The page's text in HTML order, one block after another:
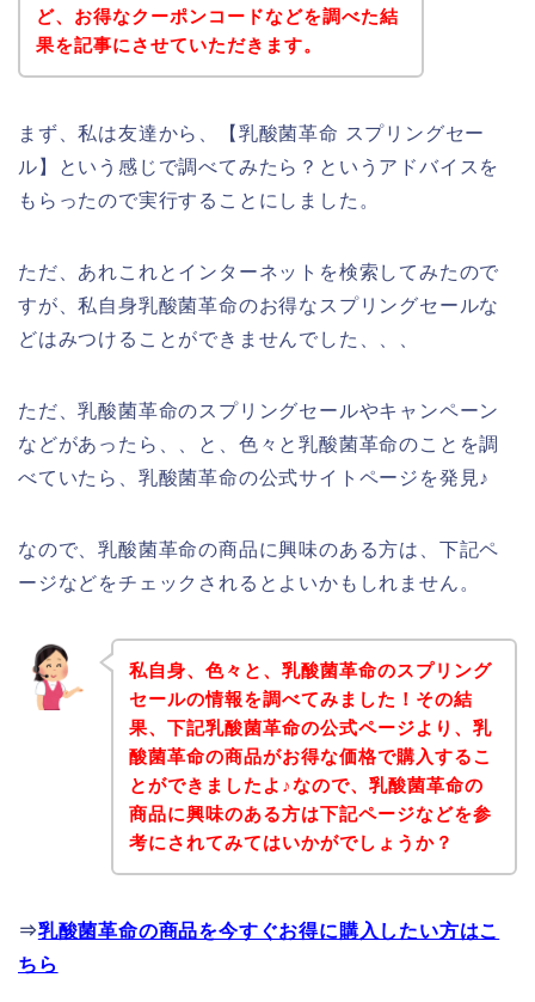
ど、お得なクーポンコードなどを調べた結
果を記事にさせていただきます。
まず、私は友達から、【乳酸菌革命 スプリングセー
ル】という感じで調べてみたら？というアドバイスを
もらったので実行することにしました。
ただ、あれこれとインターネットを検索してみたので
すが、私自身乳酸菌革命のお得なスプリングセールな
どはみつけることができませんでした、、、
ただ、乳酸菌革命のスプリングセールやキャンペーン
などがあったら、、と、色々と乳酸菌革命のことを調
べていたら、乳酸菌革命の公式サイトページを発見♪
なので、乳酸菌革命の商品に興味のある方は、下記ペ
ージなどをチェックされるとよいかもしれません。
私自身、色々と、乳酸菌革命のスプリング
セールの情報を調べてみました！その結
果、下記乳酸菌革命の公式ページより、乳
酸菌革命の商品がお得な価格で購入するこ
とができましたよ♪なので、乳酸菌革命の
商品に興味のある方は下記ページなどを参
考にされてみてはいかがでしょうか？
⇒乳酸菌革命の商品を今すぐお得に購入したい方はこ
ちら